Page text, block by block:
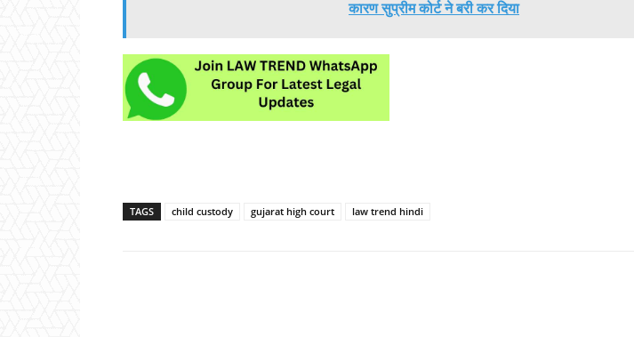
कारण सुप्रीम कोर्ट ने बरी कर दिया
TAGS child custody gujarat high court law trend hindi